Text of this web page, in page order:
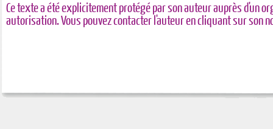
Ce texte a été explicitement protégé par son auteur auprès d'un
autorisation. Vous pouvez contacter l'auteur en cliquant sur son